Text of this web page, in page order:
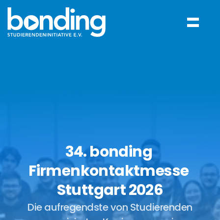
34. bonding
Firmenkontaktmesse
Stuttgart 2026
Die aufregendste von Studierenden